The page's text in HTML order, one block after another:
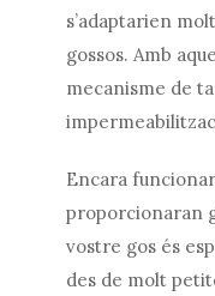
s’adaptarien
gossos. Amb
mecanisme de
Encara
proporcionaran
vostre gos és
des de molt